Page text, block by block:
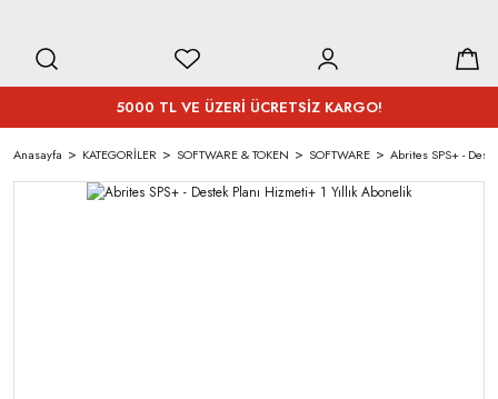
5000 TL VE ÜZERİ ÜCRETSİZ KARGO!
Anasayfa KATEGORİLER SOFTWARE & TOKEN SOFTWARE Abrites SPS+ -